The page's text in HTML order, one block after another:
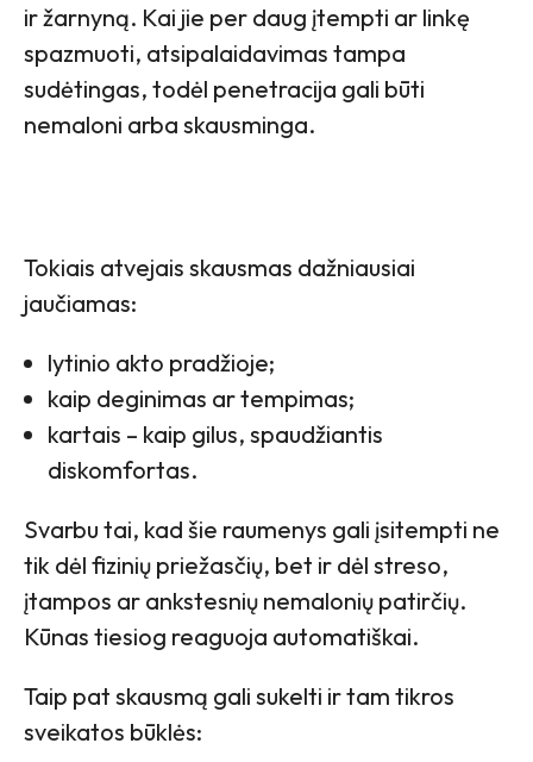
ir žarnyną. Kai jie per daug įtempti ar linkę
spazmuoti, atsipalaidavimas tampa
sudėtingas, todėl penetracija gali būti
nemaloni arba skausminga.
Tokiais atvejais skausmas dažniausiai
jaučiamas:
lytinio akto pradžioje;
kaip deginimas ar tempimas;
kartais – kaip gilus, spaudžiantis
diskomfortas.
Svarbu tai, kad šie raumenys gali įsitempti ne
tik dėl fizinių priežasčių, bet ir dėl streso,
įtampos ar ankstesnių nemalonių patirčių.
Kūnas tiesiog reaguoja automatiškai.
Taip pat skausmą gali sukelti ir tam tikros
sveikatos būklės: